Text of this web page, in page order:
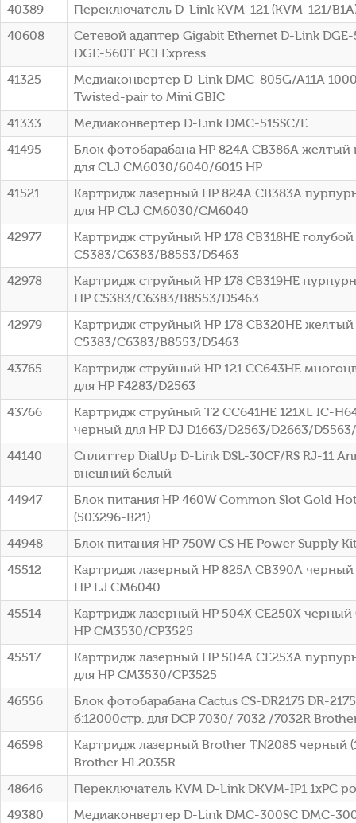
40389
Переключатель D-Link KVM-121 (KVM-121/
40608
Сетевой адаптер Gigabit Ethernet D-Link DGE-
DGE-560T PCI Express
41325
Медиаконвертер D-Link DMC-805G/A11A
Twisted-pair to Mini GBIC
41333
Медиаконвертер D-Link DMC-515SC/E
41495
Блок фотобарабана HP 824A CB386A желтый
для CLJ CM6030/6040/6015 HP
41521
Картридж лазерный HP 824A CB383A
для HP CLJ CM6030/CM6040
42977
Картридж струйный HP 178 CB318HE голубой
C5383/C6383/B8553/D5463
42978
Картридж струйный HP 178 CB319HE
HP C5383/C6383/B8553/D5463
42979
Картридж струйный HP 178 CB320HE желтый
C5383/C6383/B8553/D5463
43765
Картридж струйный HP 121 CC643HE
для HP F4283/D2563
43766
Картридж струйный T2 CC641HE 121XL IC-
черный для HP DJ D1663/D2563/D2663/
44140
Сплиттер DialUp D-Link DSL-30CF/RS RJ-11
внешний белый
44947
Блок питания HP 460W Common Slot Gold
(503296-B21)
44948
Блок питания HP 750W CS HE Power Supply
45512
Картридж лазерный HP 825A CB390A черный
HP LJ CM6040
45514
Картридж лазерный HP 504X CE250X черный
HP CM3530/CP3525
45517
Картридж лазерный HP 504A CE253A
для HP CM3530/CP3525
46556
Блок фотобарабана Cactus CS-DR2175 DR-
б:12000стр. для DCP 7030/ 7032 /7032R
46598
Картридж лазерный Brother TN2085 черный
Brother HL2035R
48646
Переключатель KVM D-Link DKVM-IP1 1xPC
49380
Медиаконвертер D-Link DMC-300SC DMC-